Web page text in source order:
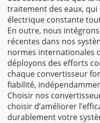
traitement des eaux,
électrique constante
En outre, nous
récentes dans nos
normes internationales
déployons des efforts
chaque convertisseur
fiabilité,
Choisir nos
choisir d’améliorer
durablement votre